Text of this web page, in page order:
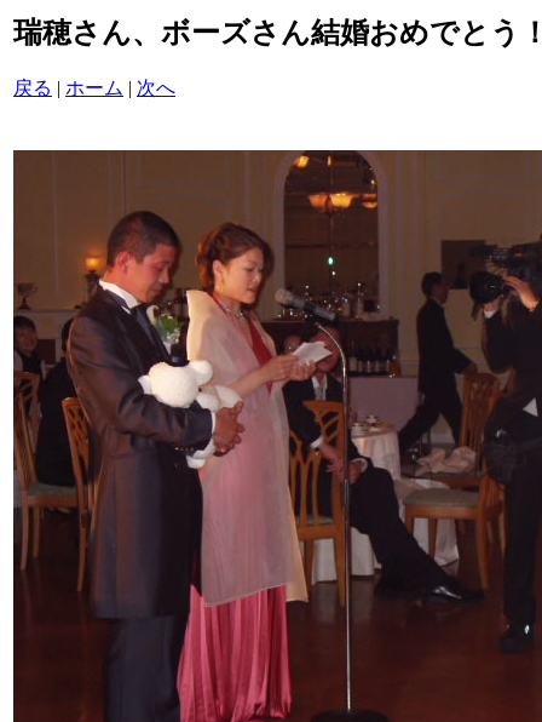
瑞穂さん、ボーズさん結婚おめでとう
戻る | ホーム | 次へ